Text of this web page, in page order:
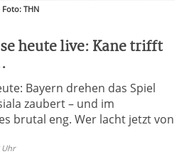
Foto: THN
heute live: Kane trifft
Bayern drehen das Spiel
zaubert – und im
brutal eng. Wer lacht jetzt von
Uhr